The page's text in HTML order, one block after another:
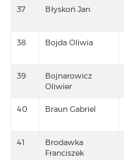
37 Błyskoń Jan
38 Bojda Oliwia
39
Bojnarowicz
Oliwier
40 Braun Gabriel
41
Brodawka
Franciszek